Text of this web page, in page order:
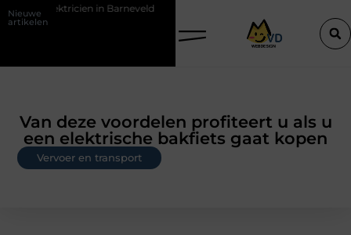
Nieuwe
artikelen
elektricien in Barneveld De Perfecte Gids voor Vloerbedekking in
Van deze voordelen profiteert u als u
een elektrische bakfiets gaat kopen
Vervoer en transport